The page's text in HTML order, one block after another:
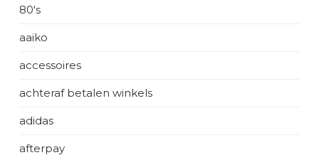
80's
aaiko
accessoires
achteraf betalen winkels
adidas
afterpay